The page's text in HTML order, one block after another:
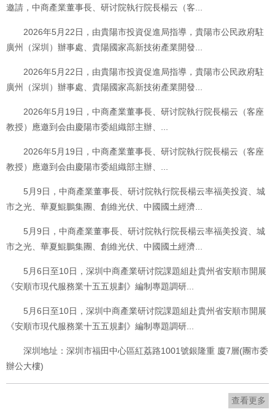
邀請，中商產業董事長、研讨院執行院長楊云（客...
2026年5月22日，由貴陽市投資促進局指導，貴陽市公民政府駐
廣州（深圳）辦事處、貴陽國家高新技術產業開發...
2026年5月22日，由貴陽市投資促進局指導，貴陽市公民政府駐
廣州（深圳）辦事處、貴陽國家高新技術產業開發...
2026年5月19日，中商產業董事長、研讨院執行院長楊云（客座
教授）應邀到会由慶陽市委組織部主辦、...
2026年5月19日，中商產業董事長、研讨院執行院長楊云（客座
教授）應邀到会由慶陽市委組織部主辦、...
5月9日，中商產業董事長、研讨院執行院長楊云率福美投資、城
市之光、華夏鯤鵬集團、創維光伏、中國國土經濟...
5月9日，中商產業董事長、研讨院執行院長楊云率福美投資、城
市之光、華夏鯤鵬集團、創維光伏、中國國土經濟...
5月6日至10日，深圳中商產業研讨院課題組赴貴州省安順市開展
《安順市現代服務業十五五規劃》編制專題調研...
5月6日至10日，深圳中商產業研讨院課題組赴貴州省安順市開展
《安順市現代服務業十五五規劃》編制專題調研...
深圳地址：深圳市福田中心區紅荔路1001號銀隆重 廈7層(團市委
辦公大樓)
查看更多